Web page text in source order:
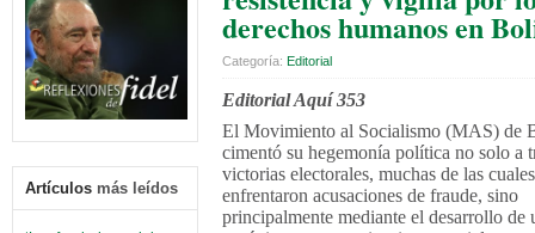
Artículos más leídos
derechos humanos en
Categoría: Editorial
Editorial Aquí 353
El Movimiento al Socialismo (MAS) de
cimentó su hegemonía política no solo a
victorias electorales, muchas de las cuales
enfrentaron acusaciones de fraude, sino
principalmente mediante el desarrollo de